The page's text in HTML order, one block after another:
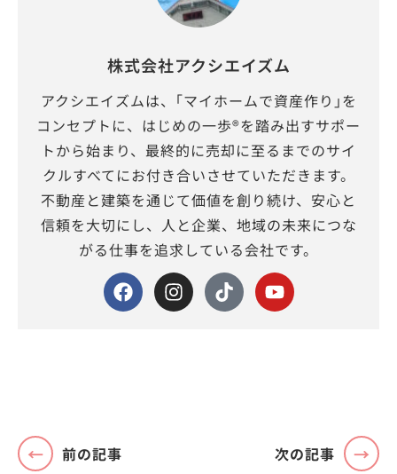
株式会社アクシエイズム
アクシエイズムは、｢マイホームで資産作り｣を
コンセプトに、はじめの一歩®を踏み出すサポー
トから始まり、最終的に売却に至るまでのサイ
クルすべてにお付き合いさせていただきます。
不動産と建築を通じて価値を創り続け、安心と
信頼を大切にし、人と企業、地域の未来につな
がる仕事を追求している会社です。
前の記事 次の記事